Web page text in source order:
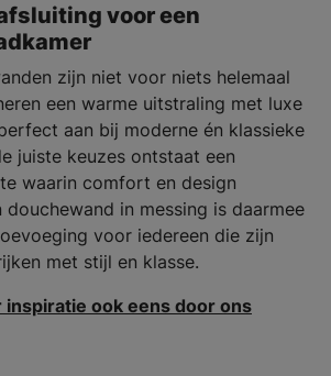
voor een
zijn niet voor niets helemaal
een warme uitstraling met luxe
aan bij moderne én klassieke
juiste keuzes ontstaat een
waarin comfort en design
douchewand in messing is daarmee
voor iedereen die zijn
met stijl en klasse.
inspiratie ook eens door ons